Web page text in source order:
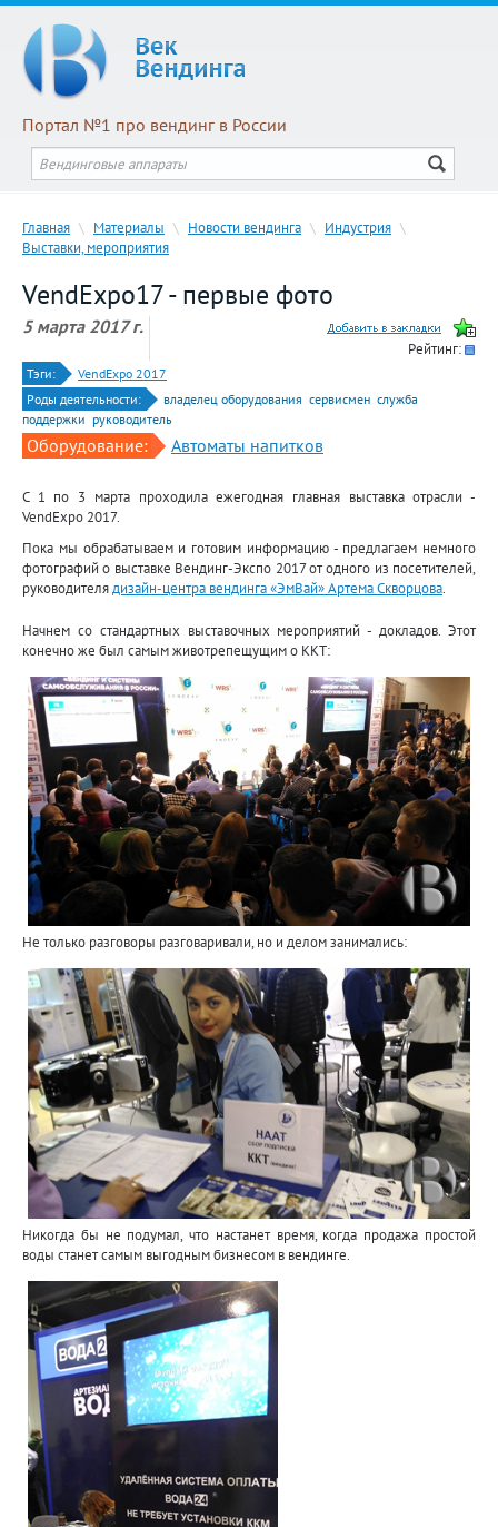
Портал №1 про вендинг в России
Главная \ Материалы \ Новости вендинга \ Индустрия \
Выставки, мероприятия
VendExpo17 - первые фото
5 марта 2017 г.
Рейтинг:
Тэги:
VendExpo 2017
Роды деятельности:
владелец оборудования сервисмен служба
поддержки руководитель
Оборудование: Автоматы напитков
C 1 по 3 марта проходила ежегодная главная выставка отрасли -
VendExpo 2017.
Пока мы обрабатываем и готовим информацию - предлагаем немного
фотографий о выставке Вендинг-Экспо 2017 от одного из посетителей,
руководителядизайн-центра вендинга «ЭмВай» Артема Скворцова.
Начнем со стандартных выставочных мероприятий - докладов. Этот
конечно же был самым животрепещущим о ККТ:
Не только разговоры разговаривали, но и делом занимались:
Никогда бы не подумал, что настанет время, когда продажа простой
воды станет самым выгодным бизнесом в вендинге.